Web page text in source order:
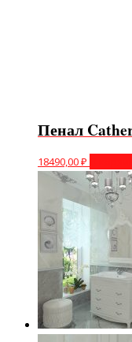
Пенал
18490,00₽